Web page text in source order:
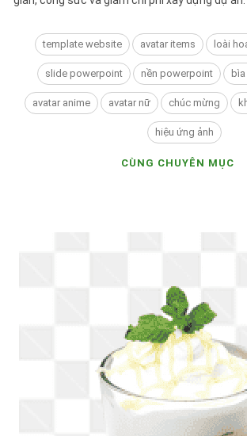
template website avatar items loài
slide powerpoint nền powerpoint
avatar anime avatar nữ chúc mừng
hiệu ứng ảnh
CÙNG CHUYÊN MỤC